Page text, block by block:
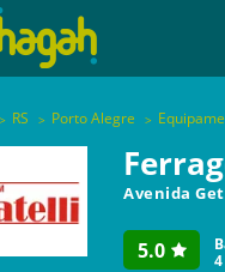
RS Porto Alegre
Avenida
5.0
4